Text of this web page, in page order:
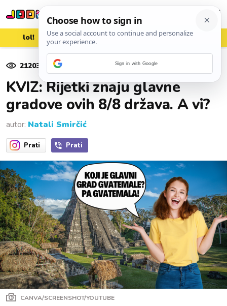
lol! aww vrh! woot?!
21203 pregleda
KVIZ: Rijetki znaju glavne
gradove ovih 8/8 država. A vi?
autor: Natali Smirčić
Prati Prati
CANVA/SCREENSHOT/YOUTUBE
Sign in with Google